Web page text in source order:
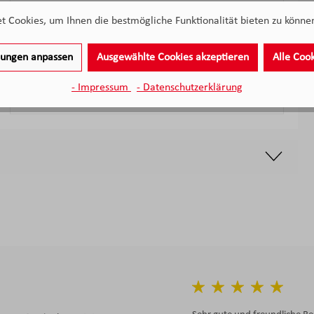
ASA Tischset Cement Lederoptik ca. 46x33 cm
Sofort verfügbar
Regulärer Preis:
Verkaufspreis:
8,90€
Cookies, um Ihnen die bestmögliche Funktionalität bieten zu
anpassen Ausgewählte Cookies akzeptieren Alle
- Impressum - Datenschutzerklärung